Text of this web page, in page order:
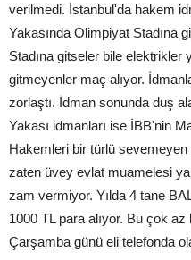
verilmedi. İstanbul'da hakem
Yakasında Olimpiyat Stadına
Stadına gitseler bile
gitmeyenler maç alıyor.
zorlaştı. İdman sonunda duş
Yakası idmanları ise İBB'nin
Hakemleri bir türlü sevemeyen
zaten üvey evlat muamelesi
zam vermiyor. Yılda 4 tane
1000 TL para alıyor. Bu çok
Çarşamba günü eli telefonda